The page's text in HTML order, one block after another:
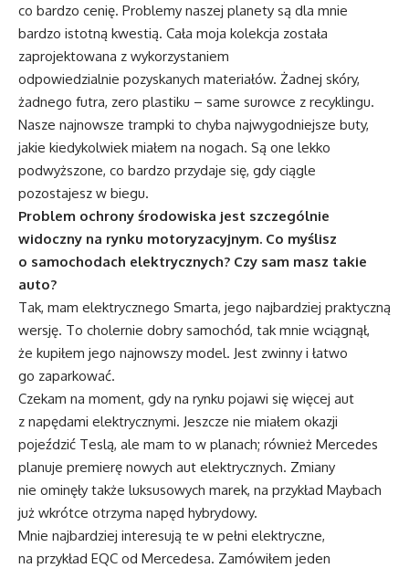
co bardzo cenię. Problemy naszej planety są dla mnie
bardzo istotną kwestią. Cała moja kolekcja została
zaprojektowana z wykorzystaniem
odpowiedzialnie pozyskanych materiałów. Żadnej skóry,
żadnego futra, zero plastiku – same surowce z recyklingu.
Nasze najnowsze trampki to chyba najwygodniejsze buty,
jakie kiedykolwiek miałem na nogach. Są one lekko
podwyższone, co bardzo przydaje się, gdy ciągle
pozostajesz w biegu.
Problem ochrony środowiska jest szczególnie
widoczny na rynku motoryzacyjnym. Co myślisz
o samochodach elektrycznych? Czy sam masz takie
auto?
Tak, mam elektrycznego Smarta, jego najbardziej praktyczną
wersję. To cholernie dobry samochód, tak mnie wciągnął,
że kupiłem jego najnowszy model. Jest zwinny i łatwo
go zaparkować.
Czekam na moment, gdy na rynku pojawi się więcej aut
z napędami elektrycznymi. Jeszcze nie miałem okazji
pojeździć Teslą, ale mam to w planach; również Mercedes
planuje premierę nowych aut elektrycznych. Zmiany
nie ominęły także luksusowych marek, na przykład Maybach
już wkrótce otrzyma napęd hybrydowy.
Mnie najbardziej interesują te w pełni elektryczne,
na przykład EQC od Mercedesa. Zamówiłem jeden